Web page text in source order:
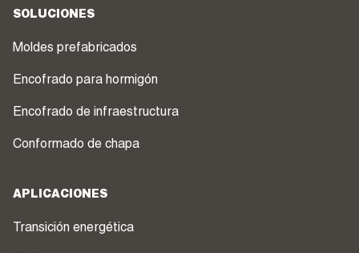
SOLUCIONES
Moldes prefabricados
Encofrado para hormigón
Encofrado de infraestructura
Conformado de chapa
APLICACIONES
Transición energética